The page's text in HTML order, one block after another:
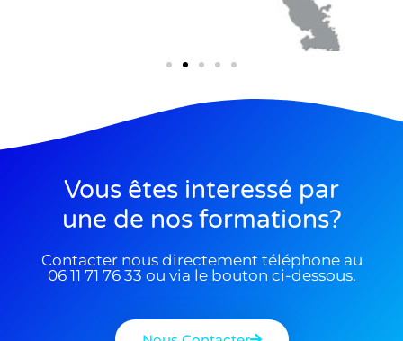
Vous êtes interessé par
une de nos formations?
Contacter nous directement téléphone au
06 11 71 76 33 ou via le bouton ci-dessous.